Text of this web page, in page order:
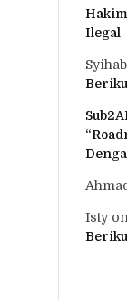
Ilegal
Ahmad
Istyon